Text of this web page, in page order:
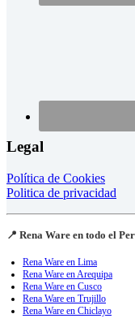
Legal
Política de Cookies
Politica de privacidad
📍 Rena Ware en todo el
Rena Ware en Lima
Rena Ware en Arequipa
Rena Ware en Cusco
Rena Ware en Trujillo
Rena Ware en Chiclayo